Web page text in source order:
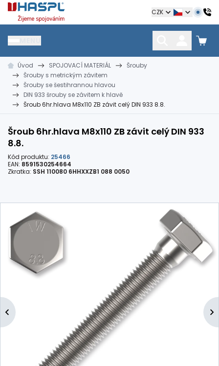
Hašpl CZK
HŘEBÍKY
kramle
SPOJOVACÍ MATERIÁL
vruty, šrouby, matice
KOTEVNÍ TECHNIKA
Úvod SPOJOVACÍ MATERIÁL
Šrouby
Šrouby s metrickým závitem
Šrouby se šestihrannou hlavou
DIN 933 šrouby se závitem k hlavě
Šroub 6hr.hlava M8x110 ZB závit celý DIN 933 8.8.
Šroub 6hr.hlava M8x110 ZB závit celý DIN 933
8.8.
Kód produktu: 25466
EAN: 8591530254664
Zkratka: SSH 110080 6HHXXZB1 088 0050